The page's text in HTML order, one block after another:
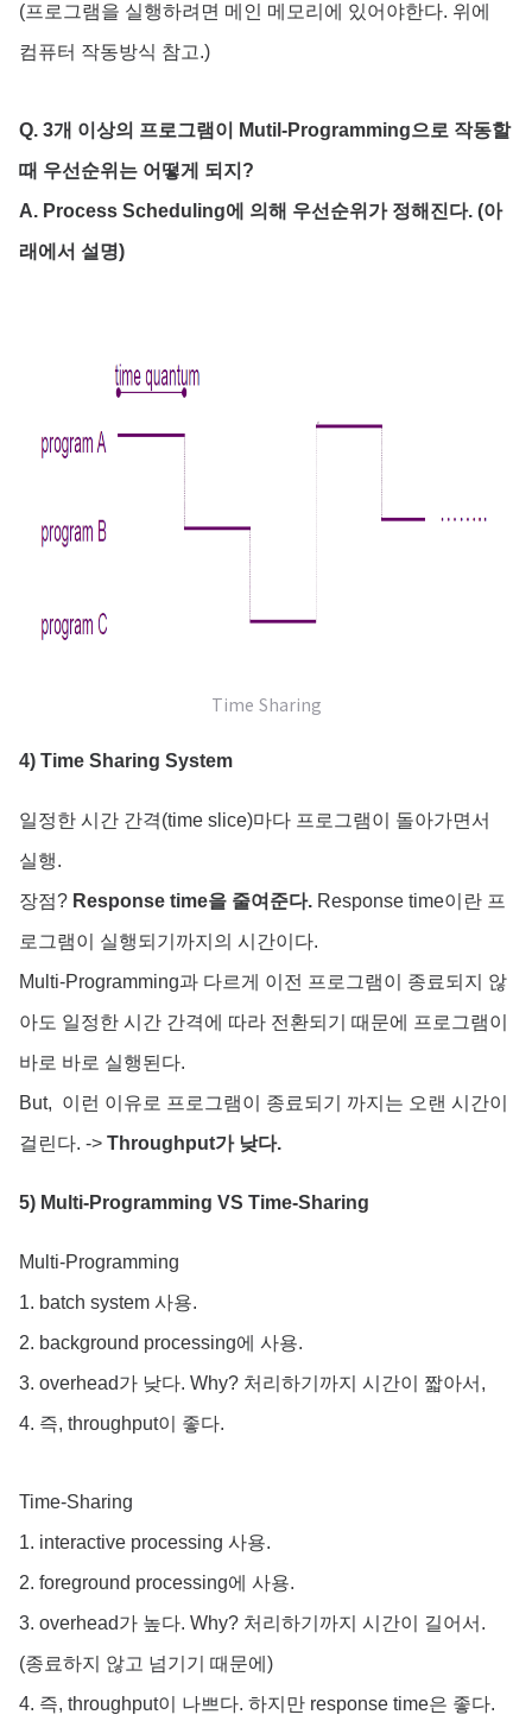
(프로그램을 실행하려면 메인 메모리에 있어야한다. 위에
컴퓨터 작동방식 참고.)
Q. 3개 이상의 프로그램이 Mutil-Programming으로 작동할
때 우선순위는 어떻게 되지?
A. Process Scheduling에 의해 우선순위가 정해진다. (아
래에서 설명)
Time Sharing
4) Time Sharing System
일정한 시간 간격(time slice)마다 프로그램이 돌아가면서
실행.
장점? Response time을 줄여준다. Response time이란 프
로그램이 실행되기까지의 시간이다.
Multi-Programming과 다르게 이전 프로그램이 종료되지 않
아도 일정한 시간 간격에 따라 전환되기 때문에 프로그램이
바로 바로 실행된다.
But, 이런 이유로 프로그램이 종료되기 까지는 오랜 시간이
걸린다. -> Throughput가 낮다.
5) Multi-Programming VS Time-Sharing
Multi-Programming
1. batch system 사용.
2. background processing에 사용.
3. overhead가 낮다. Why? 처리하기까지 시간이 짧아서,
4. 즉, throughput이 좋다.
Time-Sharing
1. interactive processing 사용.
2. foreground processing에 사용.
3. overhead가 높다. Why? 처리하기까지 시간이 길어서.
(종료하지 않고 넘기기 때문에)
4. 즉, throughput이 나쁘다. 하지만 response time은 좋다.